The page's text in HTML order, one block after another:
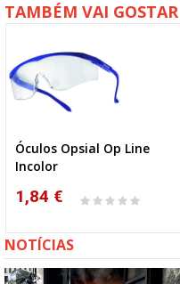
TAMBÉM VAI
Óculos Opsial Op Line
Incolor
1,84 €
NOTÍCIAS